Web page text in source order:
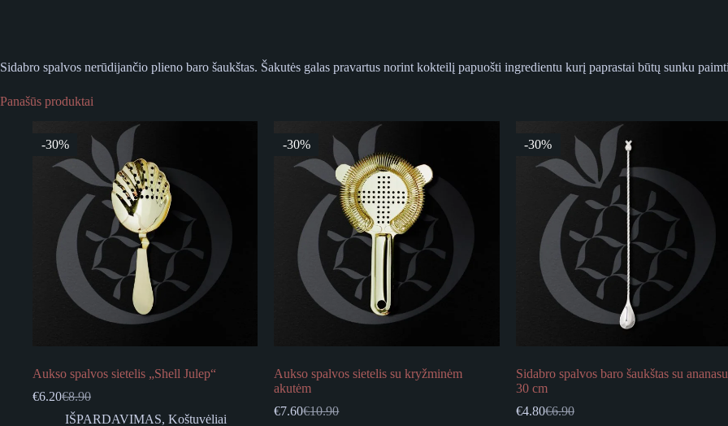
Sidabro spalvos nerūdijančio plieno baro šaukštas. Šakutės galas pravartus norint kokteilį papuošti ingredientu kurį paprastai būtų sunku
Panašūs produktai
-30%
Aukso spalvos sietelis „Shell Julep“
€8.90
Original
price
€6.20Current
price
IŠPARDAVIMAS, Koštuvėliai
-30%
Aukso spalvos sietelis su kryžminėm
akutėm
€10.90
Original
€7.60Current
-30%
Sidabro spalvos baro šaukštas su ananasu
30 cm
€6.90
Original
€4.80Current